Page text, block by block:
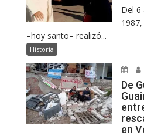
Del 6
–hoy santo– realizó...
Historia
De
en